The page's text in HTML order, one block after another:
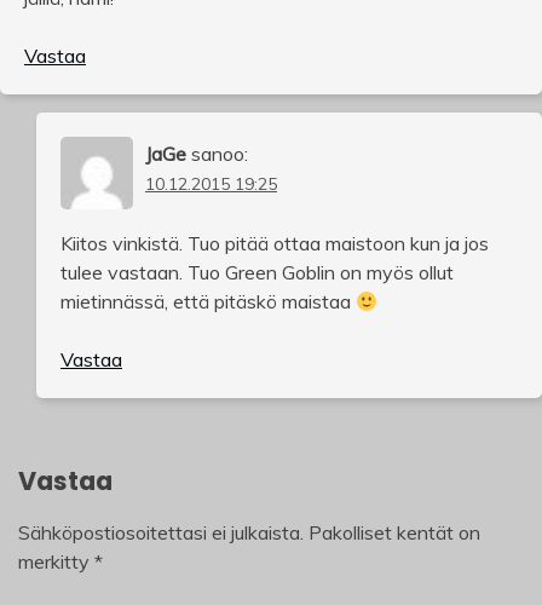
Vastaa
JaGe sanoo:
10.12.2015 19:25
Kiitos vinkistä. Tuo pitää ottaa maistoon kun ja jos
tulee vastaan. Tuo Green Goblin on myös ollut
mietinnässä, että pitäskö maistaa
Vastaa
Vastaa
Sähköpostiosoitettasi ei julkaista. Pakolliset kentät on
merkitty *